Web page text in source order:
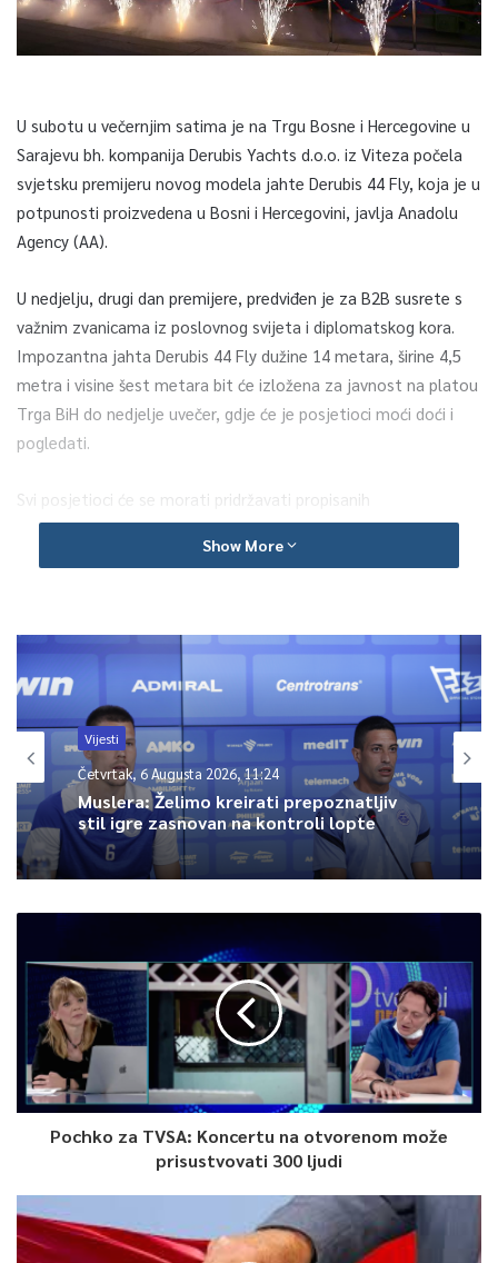
U subotu u večernjim satima je na Trgu Bosne i Hercegovine u
Sarajevu bh. kompanija Derubis Yachts d.o.o. iz Viteza počela
svjetsku premijeru novog modela jahte Derubis 44 Fly, koja je u
potpunosti proizvedena u Bosni i Hercegovini, javlja Anadolu
Agency (AA).
U nedjelju, drugi dan premijere, predviđen je za B2B susrete s
važnim zvanicama iz poslovnog svijeta i diplomatskog kora.
Impozantna jahta Derubis 44 Fly dužine 14 metara, širine 4,5
metra i visine šest metara bit će izložena za javnost na platou
Trga BiH do nedjelje uvečer, gdje će je posjetioci moći doći i
pogledati.
Svi posjetioci će se morati pridržavati propisanih
epidemioloških mjera opreza i održavati propisanu distancu.
kupatila i bazenom. Derubis Yachts je s prodajnom mrežom
0
Article Rating
Show More
Vijesti
Četvrtak, 6 Augusta 2026, 11:24
Muslera: Želimo kreirati prepoznatljiv
stil igre zasnovan na kontroli lopte
Pochko za TVSA: Koncertu na otvorenom može
prisustvovati 300 ljudi